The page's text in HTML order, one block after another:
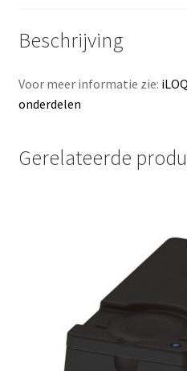
Beschrijving
Voor meer informatie zie:
onderdelen
Gerelateerde